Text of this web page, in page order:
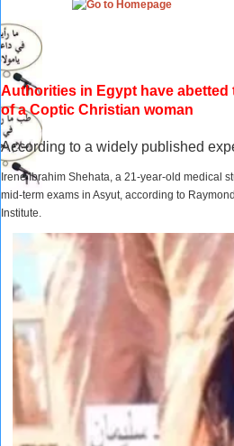
Authorities in Egypt have
of a Coptic Christian woman
According to a widely published
Irene Ibrahim Shehata, a 21-year-old medical
mid-term exams in Asyut, according to
Institute.